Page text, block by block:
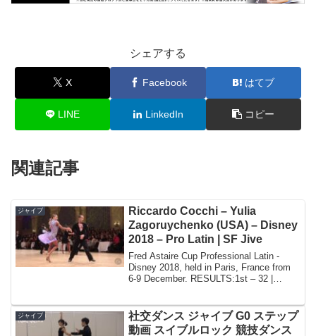
シェアする
X Facebook はてブ
LINE LinkedIn コピー
関連記事
ジャイブ
Riccardo Cocchi – Yulia
Zagoruychenko (USA) – Disney
2018 – Pro Latin | SF Jive
Fred Astaire Cup Professional Latin -
Disney 2018, held in Paris, France from
6-9 December. RESULTS:1st – 32 |
ジャイブ
社交ダンス ジャイブ G0 ステップ
動画 スイブルロック 競技ダンス